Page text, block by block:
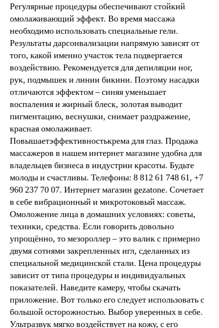
Регулярные процедуры обеспечивают стойкий
омолаживающий эффект. Во время массажа
необходимо использовать специальные гели.
Результаты дарсонвализации напрямую зависят от
того, какой именно участок тела подвергается
воздействию. Рекомендуется для депиляции ног,
рук, подмышек и линии бикини. Поэтому насадки
отличаются эффектом – синяя уменьшает
воспаления и жирный блеск, золотая выводит
пигментацию, веснушки, снимает раздражение,
красная омолаживает.
Повышаетэффективностькрема для глаз. Продажа
массажеров в нашем интернет магазине удобна для
владельцев бизнеса в индустрии красоты. Будьте
молоды и счастливы. Телефоны: 8 812 61 748 61, +7
960 237 70 07. Интернет магазин gezatone. Сочетает
в себе вибрационный и микротоковый массаж.
Омоложение лица в домашних условиях: советы,
техники, средства. Если говорить довольно
упрощённо, то мезороллер – это валик с примерно
двумя сотнями закрепленных игл, сделанных из
специальной медицинской стали. Цена процедуры
зависит от типа процедуры и индивидуальных
показателей. Наведите камеру, чтобы скачать
приложение. Вот только его следует использовать с
большой осторожностью. Выбор уверенных в себе.
Ультразвук мягко воздействует на кожу, с его